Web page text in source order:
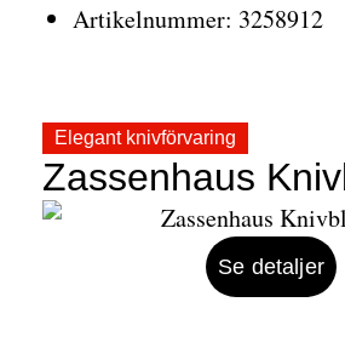
Artikelnummer: 3258912
Elegant knivförvaring
Zassenhaus
Se detaljer